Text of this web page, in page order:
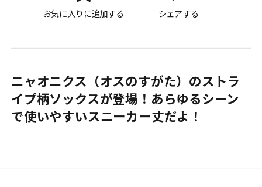
お気に入りに追加する シェアする
ニャオニクス（オスのすがた）のストラ
イプ柄ソックスが登場！あらゆるシーン
で使いやすいスニーカー丈だよ！